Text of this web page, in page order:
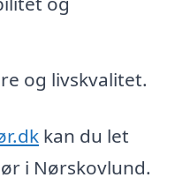
og livskvalitet.
kan du let
i Nørskovlund.